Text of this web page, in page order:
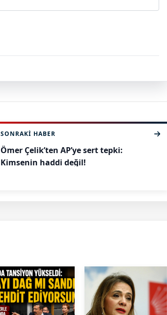
SONRAKI HABER
Ömer Çelik’ten AP’ye sert tepki:
Kimsenin haddi değil!